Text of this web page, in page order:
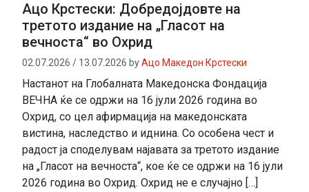
Ацо Крстески: Добредојдовте на
третото издание на „Гласот на
вечноста“ во Охрид
02.07.2026 / 13.07.2026 byАцо Македон Крстески
Настанот на Глобалната Македонска Фондација
ВЕЧНА ќе се одржи на 16 јули 2026 година во
Охрид, со цел афирмација на македонската
вистина, наследство и иднина. Со особена чест и
радост ја споделувам најавата за третото издание
на „Гласот на вечноста“, кое ќе се одржи на 16 јули
2026 година во Охрид. Охрид не е случајно […]